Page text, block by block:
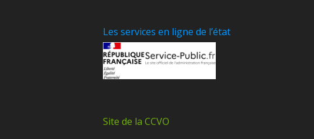
Les services en ligne de l’état
Site de la CCVO